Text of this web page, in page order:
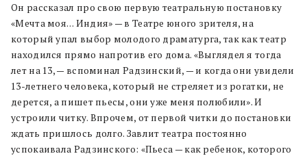
Он рассказал про свою первую театральную постановку
«Мечта моя… Индия» — в Театре юного зрителя, на
который упал выбор молодого драматурга, так как театр
находился прямо напротив его дома. «Выглядел я тогда
лет на 13, — вспоминал Радзинский, — и когда они увидели
13-летнего человека, который не стреляет из рогатки, не
дерется, а пишет пьесы, они уже меня полюбили». И
устроили читку. Впрочем, от первой читки до постановки
ждать пришлось долго. Завлит театра постоянно
успокаивала Радзинского: «Пьеса — как ребенок, которого